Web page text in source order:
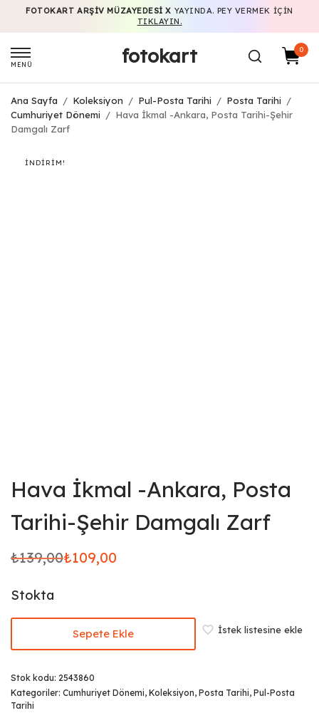
FOTOKART ARŞIV MÜZAYEDESI X YAYINDA. PEY VERMEK IÇIN
TIKLAYIN.
MENÜ fotokart 0
Ana Sayfa / Koleksiyon / Pul-Posta Tarihi / Posta Tarihi
/
Cumhuriyet Dönemi
/ Hava İkmal -Ankara, Posta Tarihi-Şehir
Damgalı Zarf
İNDIRIM!
Hava İkmal -Ankara, Posta
Tarihi-Şehir Damgalı Zarf
₺139,00
Orijinal
₺139,00.
₺109,00
Şu
fiyat:
₺109,00.
Stokta
Sepete Ekle İstek listesine ekle
Stok kodu: 2543860
Kategoriler: Cumhuriyet Dönemi, Koleksiyon, Posta Tarihi, Pul-Posta
Tarihi